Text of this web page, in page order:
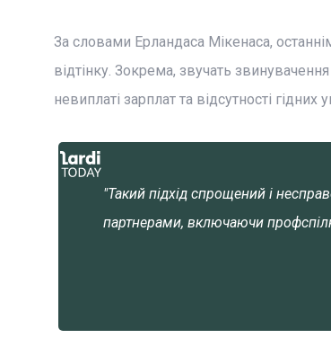
За словами Ерландаса Мікенаса,
відтінку. Зокрема, звучать
невиплаті зарплат та відсутності гідних
"Такий підхід спрощений і
партнерами, включаючи